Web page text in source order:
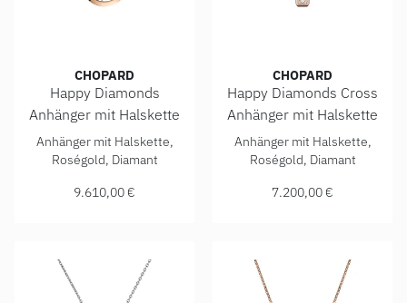
CHOPARD
Happy Diamonds
Anhänger mit Halskette
Chopard Happy Diamonds Anhänger mit Halskette, Ref:
Anhänger mit Halskette,
Roségold, Diamant
9.610,00 €
CHOPARD
Happy Diamonds Cross
Anhänger mit Halskette
Chopard Happy Diamonds
Anhänger mit Halskette,
Roségold, Diamant
7.200,00 €